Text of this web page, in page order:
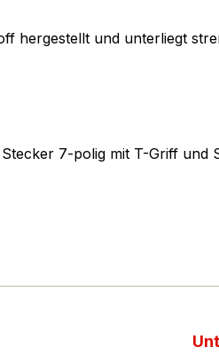
hergestellt und unterliegt
7-polig mit T-Griff